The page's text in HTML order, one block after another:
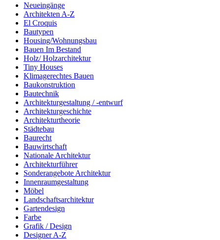
Neueingänge
Architekten A-Z
El Croquis
Bautypen
Housing/Wohnungsbau
Bauen Im Bestand
Holz/ Holzarchitektur
Tiny Houses
Klimagerechtes Bauen
Baukonstruktion
Bautechnik
Architekturgestaltung / -entwurf
Architekturgeschichte
Architekturtheorie
Städtebau
Baurecht
Bauwirtschaft
Nationale Architektur
Architekturführer
Sonderangebote Architektur
Innenraumgestaltung
Möbel
Landschaftsarchitektur
Gartendesign
Farbe
Grafik / Design
Designer A-Z